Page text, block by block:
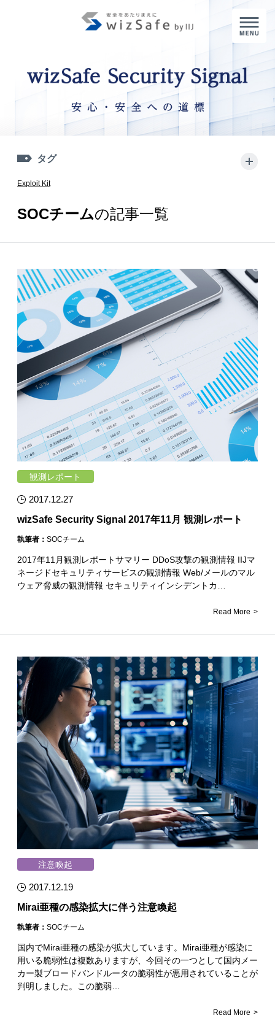
タグ
Exploit Kit
SOCチームの記事一覧
観測レポート
2017.12.27
wizSafe Security Signal 2017年11月 観測レポート
執筆者： SOCチーム
2017年11月観測レポートサマリー DDoS攻撃の観測情報 IIJマ
ネージドセキュリティサービスの観測情報 Web/メールのマル
ウェア脅威の観測情報 セキュリティインシデントカ…
Read More
注意喚起
2017.12.19
Mirai亜種の感染拡大に伴う注意喚起
執筆者： SOCチーム
国内でMirai亜種の感染が拡大しています。Mirai亜種が感染に
用いる脆弱性は複数ありますが、今回その一つとして国内メー
カー製ブロードバンドルータの脆弱性が悪用されていることが
判明しました。この脆弱…
Read More